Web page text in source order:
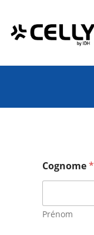
contenuto
Cognome*
Prénom